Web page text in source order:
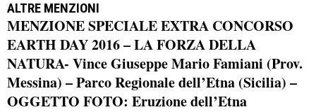
ALTRE MENZIONI
MENZIONE SPECIALE EXTRA CONCORSO
EARTH DAY 2016 – LA FORZA DELLA
NATURA- Vince Giuseppe Mario Famiani (Prov.
Messina) – Parco Regionale dell’Etna (Sicilia) –
OGGETTO FOTO: Eruzione dell’Etna